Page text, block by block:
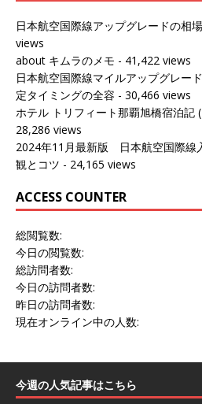
日本航空国際線アップグレードの相
views
about キムラのメモ - 41,422 views
日本航空国際線マイルアップグレー
定タイミングの全容 - 30,466 views
ホテル トリフィート那覇旭橋宿泊記
28,286 views
2024年11月最新版 日本航空国際線
観とコツ - 24,165 views
ACCESS COUNTER
総閲覧数:
今日の閲覧数:
総訪問者数:
今日の訪問者数:
昨日の訪問者数:
現在オンライン中の人数:
今週の人気記事はこちら